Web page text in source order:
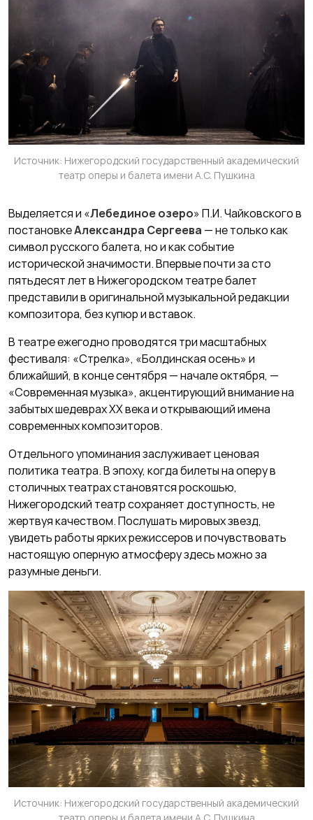
Источник: Нижегородский государственный академический
театр оперы и балета имени А.С. Пушкина
Выделяется и «Лебединое озеро» П.И. Чайковского в
постановкеАлександра Сергеева — не только как
символ русского балета, но и как событие
исторической значимости. Впервые почти за сто
пятьдесят лет в Нижегородском театре балет
представили в оригинальной музыкальной редакции
композитора, без купюр и вставок.
В театре ежегодно проводятся три масштабных
фестиваля: «Стрелка», «Болдинская осень» и
ближайший, в конце сентября — начале октября, —
«Современная музыка», акцентирующий внимание на
забытых шедеврах ХХ века и открывающий имена
современных композиторов.
Отдельного упоминания заслуживает ценовая
политика театра. В эпоху, когда билеты на оперу в
столичных театрах становятся роскошью,
Нижегородский театр сохраняет доступность, не
жертвуя качеством. Послушать мировых звезд,
увидеть работы ярких режиссеров и почувствовать
настоящую оперную атмосферу здесь можно за
разумные деньги.
Источник: Нижегородский государственный академический
театр оперы и балета имени А.С. Пушкина